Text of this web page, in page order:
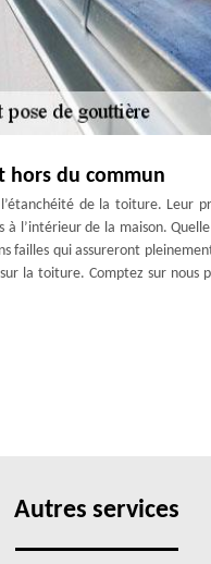
hors du commun
de la toiture. Leur
à l’intérieur de la maison.
failles qui assureront
la toiture. Comptez sur nous
Autres services